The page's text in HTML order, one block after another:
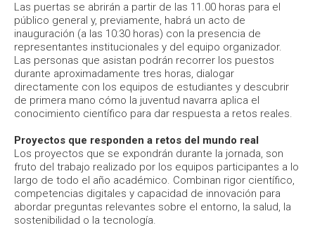
Las puertas se abrirán a partir de las 11.00 horas para el
público general y, previamente, habrá un acto de
inauguración (a las 10:30 horas) con la presencia de
representantes institucionales y del equipo organizador.
Las personas que asistan podrán recorrer los puestos
durante aproximadamente tres horas, dialogar
directamente con los equipos de estudiantes y descubrir
de primera mano cómo la juventud navarra aplica el
conocimiento científico para dar respuesta a retos reales.
Proyectos que responden a retos del mundo real
Los proyectos que se expondrán durante la jornada, son
fruto del trabajo realizado por los equipos participantes a lo
largo de todo el año académico. Combinan rigor científico,
competencias digitales y capacidad de innovación para
abordar preguntas relevantes sobre el entorno, la salud, la
sostenibilidad o la tecnología.